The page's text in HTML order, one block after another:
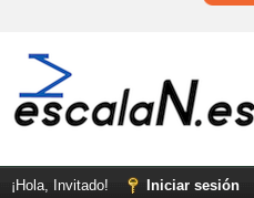
¡Hola, Invitado! Iniciar sesión